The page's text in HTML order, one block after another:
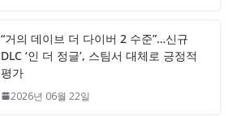
“거의 데이브 더 다이버 2 수준”…신규
DLC ‘인 더 정글’, 스팀서 대체로 긍정적
평가
2026년 06월 22일